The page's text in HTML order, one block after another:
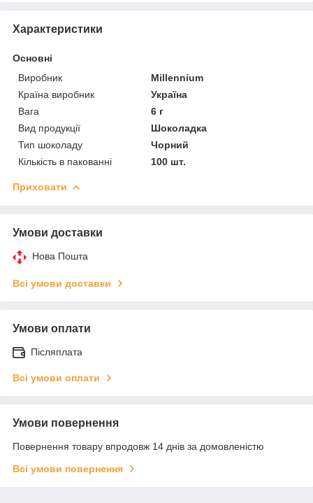
Характеристики
Основні
Виробник
Millennium
Країна виробник
Україна
Вага
6 г
Вид продукції
Шоколадка
Тип шоколаду
Чорний
Кількість в пакованні
100 шт.
Приховати
Умови доставки
Нова Пошта
Всі умови доставки
Умови оплати
Післяплата
Всі умови оплати
Умови повернення
Повернення товару впродовж 14 днів за домовленістю
Всі умови повернення